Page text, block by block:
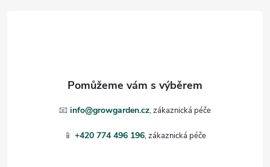
📧 info@growgarden.cz
📱 +420 774 496 196